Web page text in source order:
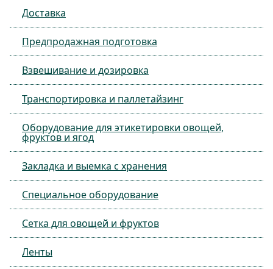
Доставка
Предпродажная подготовка
Взвешивание и дозировка
Транспортировка и паллетайзинг
Оборудование для этикетировки овощей,
фруктов и ягод
Закладка и выемка с хранения
Специальное оборудование
Сетка для овощей и фруктов
Ленты